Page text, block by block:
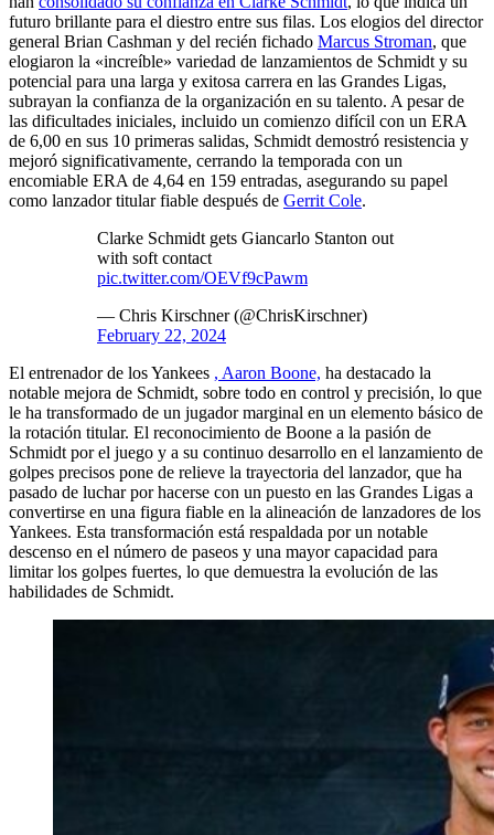
futuro brillante para el diestro entre sus filas. Los elogios del director
general Brian Cashman y del recién fichado Marcus Stroman, que
elogiaron la «increíble» variedad de lanzamientos de Schmidt y su
potencial para una larga y exitosa carrera en las Grandes Ligas,
subrayan la confianza de la organización en su talento. A pesar de
las dificultades iniciales, incluido un comienzo difícil con un ERA
de 6,00 en sus 10 primeras salidas, Schmidt demostró resistencia y
mejoró significativamente, cerrando la temporada con un
encomiable ERA de 4,64 en 159 entradas, asegurando su papel
como lanzador titular fiable después de Gerrit Cole.
Clarke Schmidt gets Giancarlo Stanton out
with soft contact
pic.twitter.com/OEVf9cPawm
— Chris Kirschner (@ChrisKirschner)
February 22, 2024
El entrenador de los Yankees , Aaron Boone, ha destacado la
notable mejora de Schmidt, sobre todo en control y precisión, lo que
le ha transformado de un jugador marginal en un elemento básico de
la rotación titular. El reconocimiento de Boone a la pasión de
Schmidt por el juego y a su continuo desarrollo en el lanzamiento de
golpes precisos pone de relieve la trayectoria del lanzador, que ha
pasado de luchar por hacerse con un puesto en las Grandes Ligas a
convertirse en una figura fiable en la alineación de lanzadores de los
Yankees. Esta transformación está respaldada por un notable
descenso en el número de paseos y una mayor capacidad para
limitar los golpes fuertes, lo que demuestra la evolución de las
habilidades de Schmidt.